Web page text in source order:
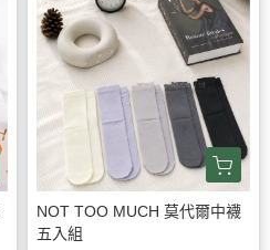
NOT TOO MUCH 莫代爾中襪
五入組